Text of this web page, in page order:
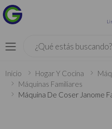
Menú
Inicio Hogar Y Cocina
Máquinas Familiares
Máquina De Coser Janome